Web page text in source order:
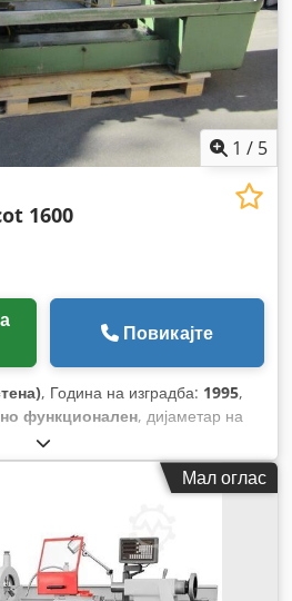
1 / 5
1600
Повикајте
, Година на изградба: 1995,
функционален, дијаметар на
супорт:
на центарот:228 мм, ширина во
, пречник на
висина:2.000 мм, максимална
обр/мин, ротациона брзина
тежина:2.300 кг,
Мал оглас